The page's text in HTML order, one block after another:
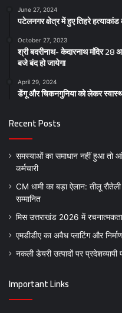
June 27, 2024
पटेलनगर क्षेत्र में हुए तिहरे
October 27, 2023
श्री बदरीनाथ- केदारनाथ मंदिर
बजे बंद हो जायेगा
April 29, 2024
डेंगू और चिकनगुनिया को लेकर
Recent Posts
समस्याओं का समाधान नहीं हुआ तो
कर्मचारी
CM धामी का बड़ा ऐलान: तीलू
सम्मानित
मिस उत्तराखंड 2026 में
एमडीडीए का अवैध प्लाटिंग और
नकली डेयरी उत्पादों पर
Important Links